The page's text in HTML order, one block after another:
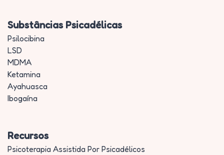
Substâncias Psicadélicas
Psilocibina
LSD
MDMA
Ketamina
Ayahuasca
Ibogaína
Recursos
Psicoterapia Assistida Por Psicadélicos